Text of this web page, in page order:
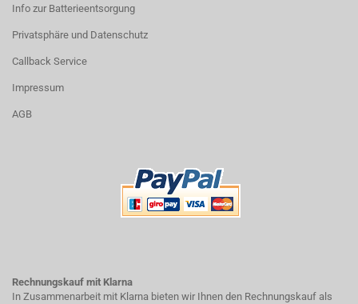
Info zur Batterieentsorgung
Privatsphäre und Datenschutz
Callback Service
Impressum
AGB
Rechnungskauf mit Klarna
In Zusammenarbeit mit Klarna bieten wir Ihnen den Rechnungskauf als